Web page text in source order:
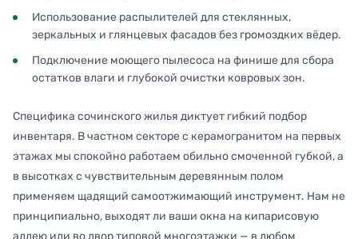
Использование распылителей для стеклянных,
зеркальных и глянцевых фасадов без громоздких вёдер.
Подключение моющего пылесоса на финише для сбора
остатков влаги и глубокой очистки ковровых зон.
Специфика сочинского жилья диктует гибкий подбор
инвентаря. В частном секторе с керамогранитом на первых
этажах мы спокойно работаем обильно смоченной губкой, а
в высотках с чувствительным деревянным полом
применяем щадящий самоотжимающий инструмент. Нам не
принципиально, выходят ли ваши окна на кипарисовую